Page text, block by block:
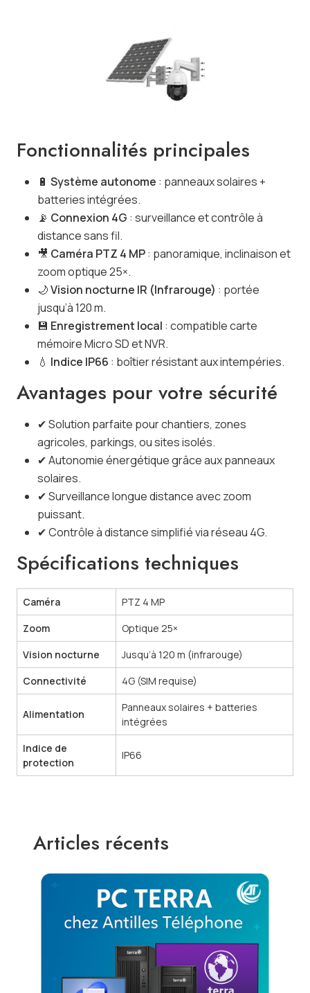
Fonctionnalités principales
🔋 Système autonome : panneaux solaires +
batteries intégrées.
📡 Connexion 4G : surveillance et contrôle à
distance sans fil.
🎥 Caméra PTZ 4 MP: panoramique, inclinaison et
zoom optique 25×.
🌙Vision nocturne IR (Infrarouge) : portée
jusqu’à 120 m.
💾 Enregistrement local : compatible carte
mémoire Micro SD et NVR.
💧 Indice IP66 : boîtier résistant aux intempéries.
Avantages pour votre sécurité
✔ Solution parfaite pour chantiers, zones
agricoles, parkings, ou sites isolés.
✔ Autonomie énergétique grâce aux panneaux
solaires.
✔ Surveillance longue distance avec zoom
puissant.
✔ Contrôle à distance simplifié via réseau 4G.
Spécifications techniques
Caméra
PTZ 4 MP
Zoom
Optique 25×
Vision nocturne
Jusqu’à 120 m (infrarouge)
Connectivité
4G (SIM requise)
Alimentation
Panneaux solaires + batteries
intégrées
Indice de
protection
IP66
Articles récents